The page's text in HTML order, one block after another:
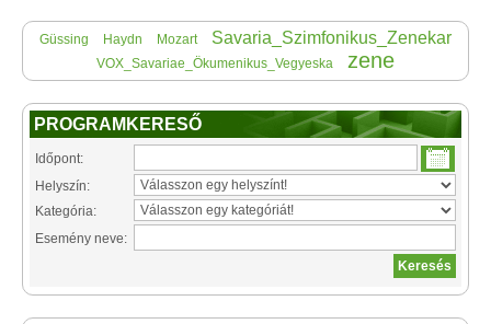
Güssing Haydn Mozart Savaria_Szimfonikus_Zenekar
VOX_Savariae_Ökumenikus_Vegyeska zene
PROGRAMKERESŐ
Időpont:
Helyszín:
Kategória:
Esemény neve: